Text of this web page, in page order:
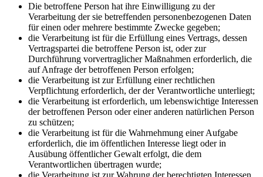
Die betroffene Person hat ihre Einwilligung zu der
Verarbeitung der sie betreffenden personenbezogenen Daten
für einen oder mehrere bestimmte Zwecke gegeben;
die Verarbeitung ist für die Erfüllung eines Vertrags, dessen
Vertragspartei die betroffene Person ist, oder zur
Durchführung vorvertraglicher Maßnahmen erforderlich, die
auf Anfrage der betroffenen Person erfolgen;
die Verarbeitung ist zur Erfüllung einer rechtlichen
Verpflichtung erforderlich, der der Verantwortliche unterliegt;
die Verarbeitung ist erforderlich, um lebenswichtige Interessen
der betroffenen Person oder einer anderen natürlichen Person
zu schützen;
die Verarbeitung ist für die Wahrnehmung einer Aufgabe
erforderlich, die im öffentlichen Interesse liegt oder in
Ausübung öffentlicher Gewalt erfolgt, die dem
Verantwortlichen übertragen wurde;
die Verarbeitung ist zur Wahrung der berechtigten Interessen